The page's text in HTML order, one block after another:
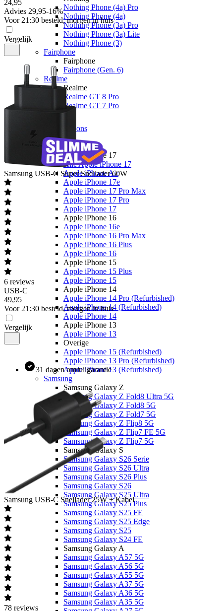
Nothing Phone (4a) Pro
Nothing Phone (4a)
Nothing Phone (3a) Pro
Nothing Phone (3a) Lite
Nothing Phone (3)
Fairphone
Fairphone
Fairphone (Gen. 6)
Realme
Realme
Realme GT 8 Pro
Realme GT 7 Pro
Alle telefoons
Merken
Apple
Apple iPhone 17
Alle Apple iPhone 17
Apple iPhone Air
Apple iPhone 17e
Apple iPhone 17 Pro Max
Apple iPhone 17 Pro
Apple iPhone 17
Apple iPhone 16
Apple iPhone 16e
Apple iPhone 16 Pro Max
Apple iPhone 16 Plus
Apple iPhone 16
Apple iPhone 15
Apple iPhone 15 Plus
Apple iPhone 15
Apple iPhone 14
Apple iPhone 14 Pro (Refurbished)
Apple iPhone 14 (Refurbished)
Apple iPhone 14
Apple iPhone 13
Apple iPhone 13
Overige
Apple iPhone 15 (Refurbished)
Apple iPhone 13 Pro (Refurbished)
Apple iPhone 13 (Refurbished)
Samsung
Samsung Galaxy Z
Samsung Galaxy Z Fold8 Ultra 5G
Samsung Galaxy Z Fold8 5G
Samsung Galaxy Z Fold7 5G
Samsung Galaxy Z Flip8 5G
Samsung Galaxy Z Flip7 FE 5G
Samsung Galaxy Z Flip7 5G
Samsung Galaxy S
Samsung Galaxy S26 Serie
Samsung Galaxy S26 Ultra
Samsung Galaxy S26 Plus
Samsung Galaxy S26
Samsung Galaxy S25 Ultra
Samsung Galaxy S25 Plus
Samsung Galaxy S25 FE
Samsung Galaxy S25 Edge
Samsung Galaxy S25
Samsung Galaxy S24 FE
Samsung Galaxy A
Samsung Galaxy A57 5G
Samsung Galaxy A56 5G
Samsung Galaxy A55 5G
Samsung Galaxy A37 5G
Samsung Galaxy A36 5G
Samsung Galaxy A35 5G
24,95
Advies 29,95-16%
Voor 21:30 besteld, morgen in huis
Vergelijk
Samsung USB-C Super Snellader 60W
6 reviews
USB-C
49,95
Voor 21:30 besteld, morgen in huis
Vergelijk
31 dagen omruilgarantie
Samsung USB-C Snellader 25W + Kabel
78 reviews